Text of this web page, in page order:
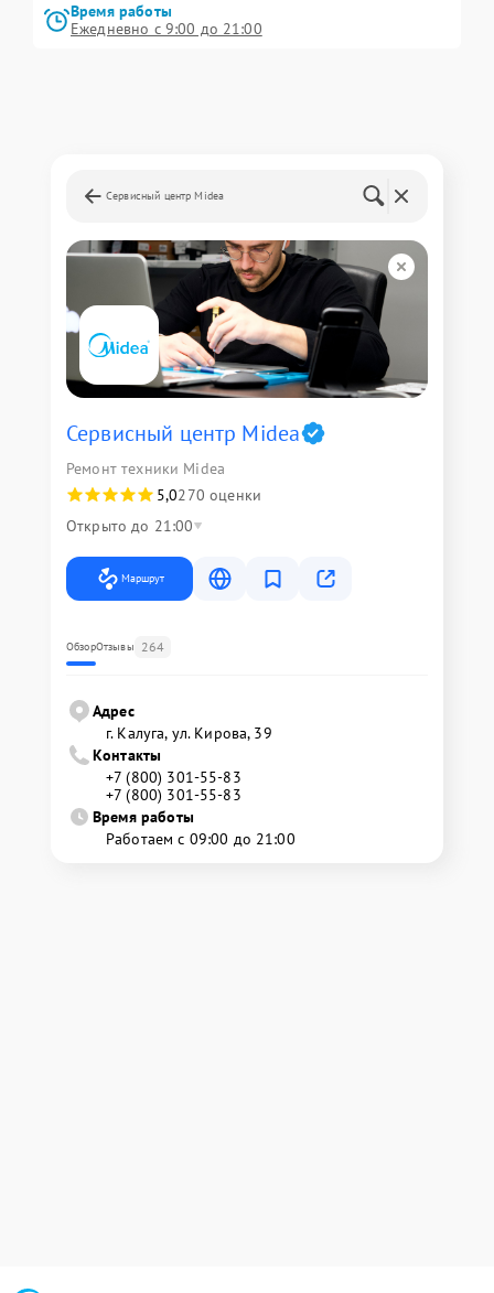
Время работы
Ежедневно с 9:00 до 21:00
Сервисный центр Midea
Сервисный центр Midea
Ремонт техники Midea
5,0270 оценки
Открыто до 21:00
Маршрут
ОбзорОтзывы 264
Адрес
г. Калуга, ул. Кирова, 39
Контакты
+7 (800) 301-55-83
+7 (800) 301-55-83
Время работы
Работаем с 09:00 до 21:00